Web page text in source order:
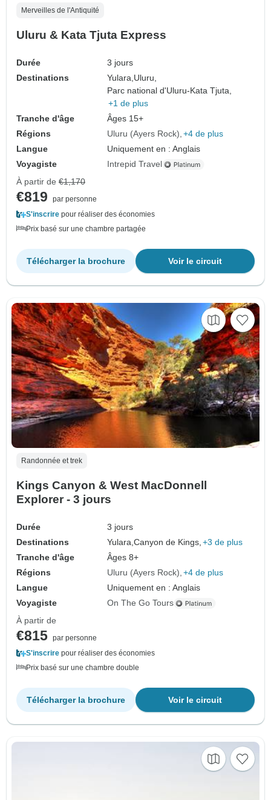
Merveilles de l'Antiquité
Uluru & Kata Tjuta Express
Durée
3 jours
Destinations
Yulara,Uluru,
Parc national d'Uluru-Kata Tjuta,
+1 de plus
Tranche d'âge
Âges 15+
Régions
Uluru (Ayers Rock) +4 de plus
Langue
Uniquement en : Anglais
Voyagiste
Intrepid Travel
À partir de €1,170
€819
par personne
S'inscrire pour réaliser des économies
Prix basé sur une chambre partagée
Voir le circuit
Télécharger la brochure
Randonnée et trek
Kings Canyon & West MacDonnell
Explorer - 3 jours
Durée
3 jours
Destinations
Yulara,Canyon de Kings, +3 de plus
Tranche d'âge
Âges 8+
Régions
Uluru (Ayers Rock) +4 de plus
Langue
Uniquement en : Anglais
Voyagiste
On The Go Tours
À partir de
€815 par personne
S'inscrire pour réaliser des économies
Prix basé sur une chambre double
Voir le circuit
Télécharger la brochure